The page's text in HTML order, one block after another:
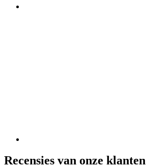
Recensies van onze klanten